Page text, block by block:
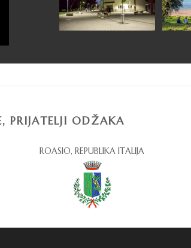
PRIJATELJI ODŽAKA
ROASIO, REPUBLIKA ITALIJA